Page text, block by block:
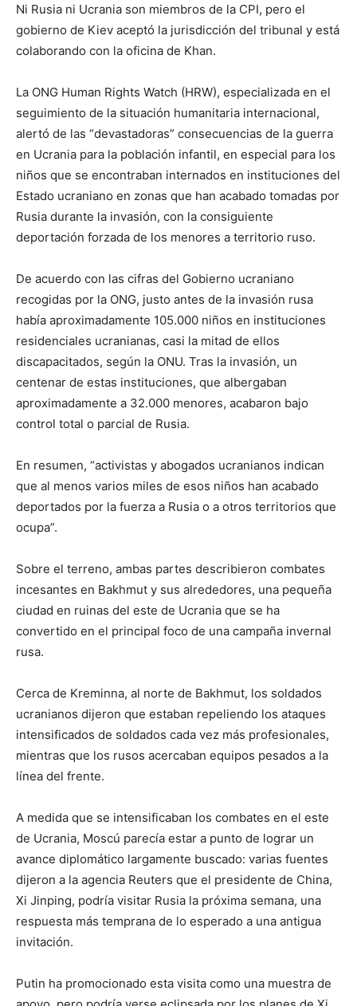
Ni Rusia ni Ucrania son miembros de la CPI, pero el
gobierno de Kiev aceptó la jurisdicción del tribunal y está
colaborando con la oficina de Khan.
La ONG Human Rights Watch (HRW), especializada en el
seguimiento de la situación humanitaria internacional,
alertó de las “devastadoras” consecuencias de la guerra
en Ucrania para la población infantil, en especial para los
niños que se encontraban internados en instituciones del
Estado ucraniano en zonas que han acabado tomadas por
Rusia durante la invasión, con la consiguiente
deportación forzada de los menores a territorio ruso.
De acuerdo con las cifras del Gobierno ucraniano
recogidas por la ONG, justo antes de la invasión rusa
había aproximadamente 105.000 niños en instituciones
residenciales ucranianas, casi la mitad de ellos
discapacitados, según la ONU. Tras la invasión, un
centenar de estas instituciones, que albergaban
aproximadamente a 32.000 menores, acabaron bajo
control total o parcial de Rusia.
En resumen, “activistas y abogados ucranianos indican
que al menos varios miles de esos niños han acabado
deportados por la fuerza a Rusia o a otros territorios que
ocupa”.
Sobre el terreno, ambas partes describieron combates
incesantes en Bakhmut y sus alrededores, una pequeña
ciudad en ruinas del este de Ucrania que se ha
convertido en el principal foco de una campaña invernal
rusa.
Cerca de Kreminna, al norte de Bakhmut, los soldados
ucranianos dijeron que estaban repeliendo los ataques
intensificados de soldados cada vez más profesionales,
mientras que los rusos acercaban equipos pesados a la
línea del frente.
A medida que se intensificaban los combates en el este
de Ucrania, Moscú parecía estar a punto de lograr un
avance diplomático largamente buscado: varias fuentes
dijeron a la agencia Reuters que el presidente de China,
Xi Jinping, podría visitar Rusia la próxima semana, una
respuesta más temprana de lo esperado a una antigua
invitación.
Putin ha promocionado esta visita como una muestra de